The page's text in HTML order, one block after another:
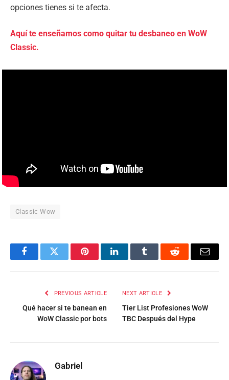
opciones tienes si te afecta.
Aquí te enseñamos como quitar tu desbaneo en WoW
Classic.
Classic Wow
FacebookTwitter PinterestLinkedInTumblr Reddit Email
PREVIOUS ARTICLE
Qué hacer si te banean en
WoW Classic por bots
NEXT ARTICLE
Tier List Profesiones WoW
TBC Después del Hype
Gabriel